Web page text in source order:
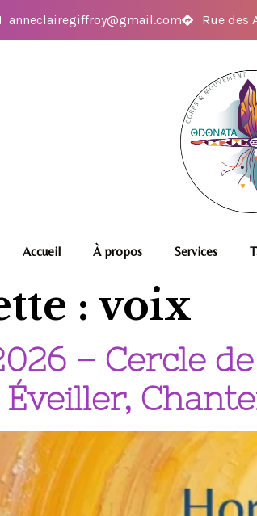
anneclairegiffroy@gmail.com Rue des
Accueil À propos Services
: voix
– Cercle